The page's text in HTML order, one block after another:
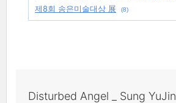
제8회 송은미술대상 展
(8)
Disturbed Angel _ Sung YuJin